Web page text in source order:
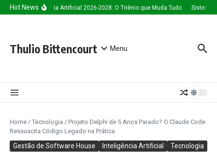
Ir para o conteúdo
Hot News
Inteligência Artificial 2026-2028: O Triênio que Muda Tudo Sistema
Thulio Bittencourt Menu
Home / Tecnologia / Projeto Delphi de 5 Anos Parado? O Claude Code
Ressuscita Código Legado na Prática
Gestão de Software House Inteligência Artificial Tecnologia